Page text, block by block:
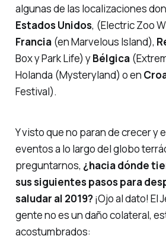
algunas de las localizaciones
Estados Unidos, (Electric Zoo
Francia (en Marvelous Island),
Box y Park Life) yBélgica
Holanda (Mysteryland) o en
Festival).
Y visto que no paran de crecer y
eventos a lo largo del globo
preguntarnos, ¿hacia dónde
sus siguientes pasos para
saludar al 2019?¡Ojo al dato! El
gente no es un daño colateral,
acostumbrados: